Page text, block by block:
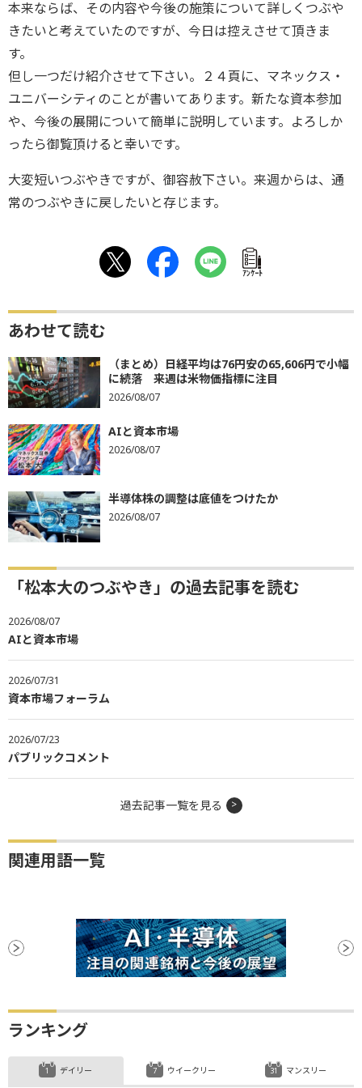
本来ならば、その内容や今後の施策について詳しくつぶや
きたいと考えていたのですが、今日は控えさせて頂きま
す。
但し一つだけ紹介させて下さい。２４頁に、マネックス・
ユニバーシティのことが書いてあります。新たな資本参加
や、今後の展開について簡単に説明しています。よろしか
ったら御覧頂けると幸いです。
大変短いつぶやきですが、御容赦下さい。来週からは、通
常のつぶやきに戻したいと存じます。
ｱﾝｹｰﾄ
あわせて読む
（まとめ）日経平均は76円安の65,606円で小幅
に続落 来週は米物価指標に注目
2026/08/07
AIと資本市場
2026/08/07
半導体株の調整は底値をつけたか
2026/08/07
「松本大のつぶやき」の過去記事を読む
2026/08/07
AIと資本市場
2026/07/31
資本市場フォーラム
2026/07/23
パブリックコメント
過去記事一覧を見る
関連用語一覧
ランキング
デイリー ウイークリー マンスリー